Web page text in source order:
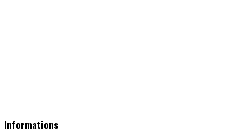
Informations